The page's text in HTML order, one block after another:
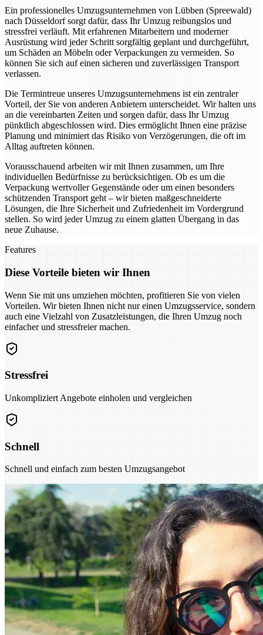
Ein professionelles Umzugsunternehmen von Lübben (Spreewald)
nach Düsseldorf sorgt dafür, dass Ihr Umzug reibungslos und
stressfrei verläuft. Mit erfahrenen Mitarbeitern und moderner
Ausrüstung wird jeder Schritt sorgfältig geplant und durchgeführt,
um Schäden an Möbeln oder Verpackungen zu vermeiden. So
können Sie sich auf einen sicheren und zuverlässigen Transport
verlassen.
Die Termintreue unseres Umzugsunternehmens ist ein zentraler
Vorteil, der Sie von anderen Anbietern unterscheidet. Wir halten uns
an die vereinbarten Zeiten und sorgen dafür, dass Ihr Umzug
pünktlich abgeschlossen wird. Dies ermöglicht Ihnen eine präzise
Planung und minimiert das Risiko von Verzögerungen, die oft im
Alltag auftreten können.
Vorausschauend arbeiten wir mit Ihnen zusammen, um Ihre
individuellen Bedürfnisse zu berücksichtigen. Ob es um die
Verpackung wertvoller Gegenstände oder um einen besonders
schützenden Transport geht – wir bieten maßgeschneiderte
Lösungen, die Ihre Sicherheit und Zufriedenheit im Vordergrund
stellen. So wird jeder Umzug zu einem glatten Übergang in das
neue Zuhause.
Features
Diese Vorteile bieten wir Ihnen
Wenn Sie mit uns umziehen möchten, profitieren Sie von vielen
Vorteilen. Wir bieten Ihnen nicht nur einen Umzugsservice, sondern
auch eine Vielzahl von Zusatzleistungen, die Ihren Umzug noch
einfacher und stressfreier machen.
Stressfrei
Unkompliziert Angebote einholen und vergleichen
Schnell
Schnell und einfach zum besten Umzugsangebot